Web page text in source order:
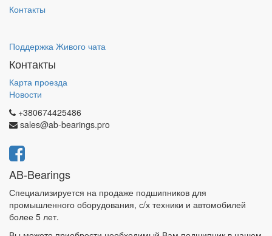
Контакты
Поддержка Живого чата
Контакты
Карта проезда
Новости
+380674425486
sales@ab-bearings.pro
AB-Bearings
Специализируется на продаже подшипников для
промышленного оборудования, с/х техники и автомобилей
более 5 лет.